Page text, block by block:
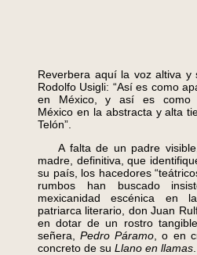
Reverbera aquí la voz altiva y
Rodolfo Usigli: “Así es como
en México, y así es como
México en la abstracta y alta
Telón”.
A falta de un padre
madre, definitiva, que
su país, los hacedores
rumbos han buscado
mexicanidad escénica en
patriarca literario, don Juan
en dotar de un rostro
señera,Pedro Páramo , o en
concreto de su Llano en llamas